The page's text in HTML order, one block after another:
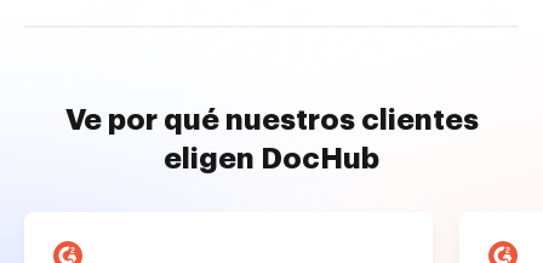
Ve por qué nuestros clientes
eligen DocHub